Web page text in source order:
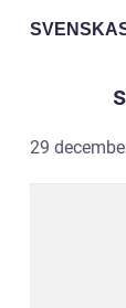
29